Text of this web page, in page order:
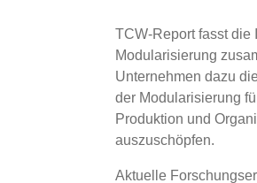
TCW-Report fasst die
Modularisierung
Unternehmen dazu
der Modularisierung
Produktion und
auszuschöpfen.
Aktuelle